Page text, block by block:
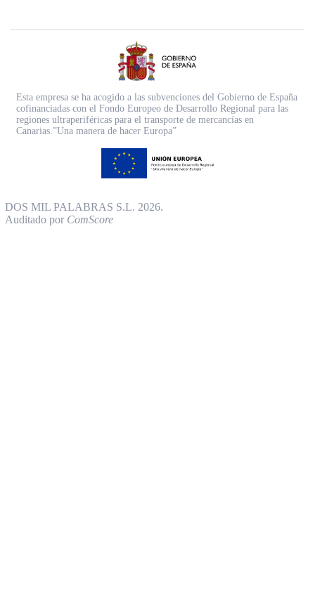
Esta empresa se ha acogido a las subvenciones del Gobierno de España
cofinanciadas con el Fondo Europeo de Desarrollo Regional para las
regiones ultraperiféricas para el transporte de mercancías en
Canarias.”Una manera de hacer Europa”
DOS MIL PALABRAS S.L. 2026.
Auditado por ComScore